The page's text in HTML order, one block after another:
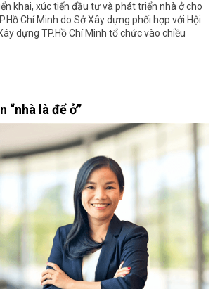
khai, xúc tiến đầu tư và phát triển nhà ở cho
Chí Minh do Sở Xây dựng phối hợp với Hội
dựng TP.Hồ Chí Minh tổ chức vào chiều
“nhà là để ở”